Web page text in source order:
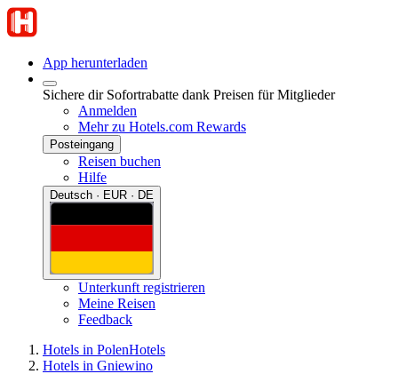
App herunterladen
Sichere dir Sofortrabatte dank Preisen für Mitglieder
Anmelden
Mehr zu Hotels.com Rewards
Posteingang
Reisen buchen
Hilfe
Deutsch · EUR · DE
Unterkunft registrieren
Meine Reisen
Feedback
Hotels in PolenHotels
Hotels in Gniewino